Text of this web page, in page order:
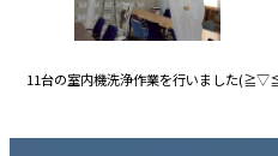
11台の室内機洗浄作業を行いました